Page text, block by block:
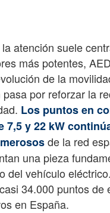
atención suele
más potentes,
de la
pasa por reforzar la
Los puntos en
7,5 y 22 kW
de la red
una pieza
del vehículo
34.000 puntos de
en España.